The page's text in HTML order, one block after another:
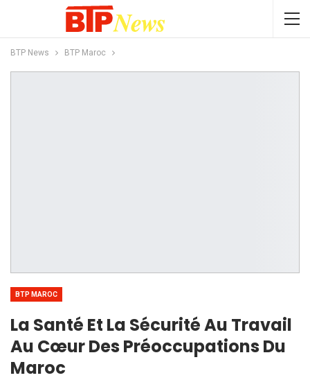
BTP News BTP Maroc
BTP MAROC
La Santé Et La Sécurité Au Travail
Au Cœur Des Préoccupations Du
Maroc